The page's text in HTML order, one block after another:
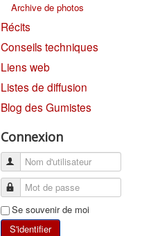
Archive de photos
Récits
Conseils techniques
Liens web
Listes de diffusion
Blog des Gumistes
Connexion
Se souvenir de moi
S'identifier